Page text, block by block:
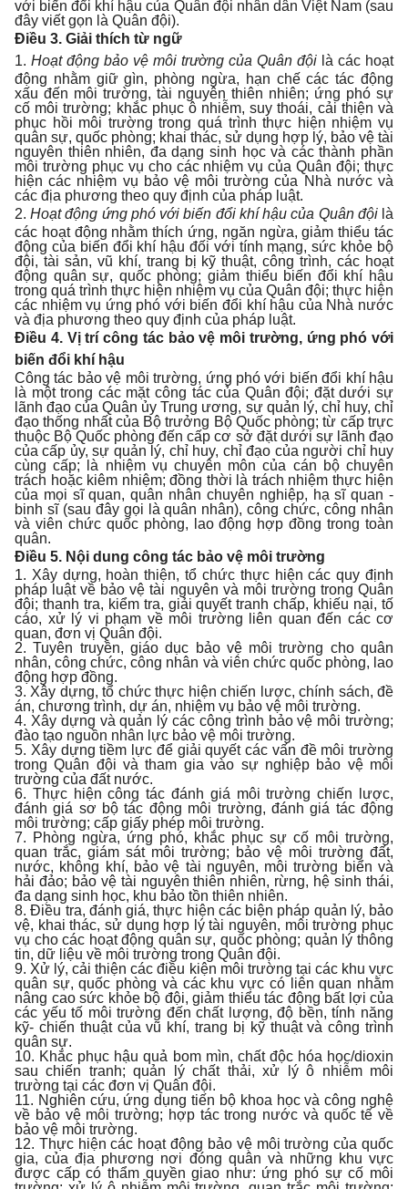
với biến đổi khí hậu của Quân đội nhân dân Việt Nam (sau
đây viết gọn là Quân đội).
Điều 3. Giải thích từ ngữ
1. Hoạt động bảo vệ môi trường của Quân đội là các hoạt
động nhằm giữ gìn, phòng ngừa, hạn chế các tác động
xấu đến môi trường, tài nguyên thiên nhiên; ứng phó sự
cố môi trường; khắc phục ô nhiễm, suy thoái, cải thiện và
phục hồi môi trường trong quá trình thực hiện nhiệm vụ
quân sự, quốc phòng; khai thác, sử dụng hợp lý, bảo vệ tài
nguyên thiên nhiên, đa dạng sinh học và các thành phần
môi trường phục vụ cho các nhiệm vụ của Quân đội; thực
hiện các nhiệm vụ bảo vệ môi trường của Nhà nước và
các địa phương theo quy định của pháp luật.
2.Hoạt động ứng phó với biến đổi khí hậu của Quân đội là
các hoạt động nhằm thích ứng, ngăn ngừa, giảm thiểu tác
động của biến đổi khí hậu đối với tính mạng, sức khỏe bộ
đội, tài sản, vũ khí, trang bị kỹ thuật, công trình, các hoạt
động quân sự, quốc phòng; giảm thiểu biến đổi khí hậu
trong quá trình thực hiện nhiệm vụ của Quân đội; thực hiện
các nhiệm vụ ứng phó với biến đổi khí hậu của Nhà nước
và địa phương theo quy định của pháp luật.
Điều 4. Vị trí công tác bảo vệ môi trường, ứng phó với
biến đổi khí hậu
Công tác bảo vệ môi trường, ứng phó với biến đổi khí hậu
là một trong các mặt công tác của Quân đội; đặt dưới sự
lãnh đạo của Quân ủy Trung ương, sự quản lý, chỉ huy, chỉ
đạo thống nhất của Bộ trưởng Bộ Quốc phòng; từ cấp trực
thuộc Bộ Quốc phòng đến cấp cơ sở đặt dưới sự lãnh đạo
của cấp ủy, sự quản lý, chỉ huy, chỉ đạo của người chỉ huy
cùng cấp; là nhiệm vụ chuyên môn của cán bộ chuyên
trách hoặc kiêm nhiệm; đồng thời là trách nhiệm thực hiện
của mọi sĩ quan, quân nhân chuyên nghiệp, hạ sĩ quan -
binh sĩ (sau đây gọi là quân nhân), công chức, công nhân
và viên chức quốc phòng, lao động hợp đồng trong toàn
quân.
Điều 5. Nội dung công tác bảo vệ môi trường
1. Xây dựng, hoàn thiện, tổ chức thực hiện các quy định
pháp luật về bảo vệ tài nguyên và môi trường trong Quân
đội; thanh tra, kiểm tra, giải quyết tranh chấp, khiếu nại, tố
cáo, xử lý vi phạm về môi trường liên quan đến các cơ
quan, đơn vị Quân đội.
2. Tuyên truyền, giáo dục bảo vệ môi trường cho quân
nhân, công chức, công nhân và viên chức quốc phòng, lao
động hợp đồng.
3. Xây dựng, tổ chức thực hiện chiến lược, chính sách, đề
án, chương trình, dự án, nhiệm vụ bảo vệ môi trường.
4. Xây dựng và quản lý các công trình bảo vệ môi trường;
đào tạo nguồn nhân lực bảo vệ môi trường.
5. Xây dựng tiềm lực để giải quyết các vấn đề môi trường
trong Quân đội và tham gia vào sự nghiệp bảo vệ môi
trường của đất nước.
6. Thực hiện công tác đánh giá môi trường chiến lược,
đánh giá sơ bộ tác động môi trường, đánh giá tác động
môi trường; cấp giấy phép môi trường.
7. Phòng ngừa, ứng phó, khắc phục sự cố môi trường,
quan trắc, giám sát môi trường; bảo vệ môi trường đất,
nước, không khí, bảo vệ tài nguyên, môi trường biển và
hải đảo; bảo vệ tài nguyên thiên nhiên, rừng, hệ sinh thái,
đa dạng sinh học, khu bảo tồn thiên nhiên.
8. Điều tra, đánh giá, thực hiện các biện pháp quản lý, bảo
vệ, khai thác, sử dụng hợp lý tài nguyên, môi trường phục
vụ cho các hoạt động quân sự, quốc phòng; quản lý thông
tin, dữ liệu về môi trường trong Quân đội.
9. Xử lý, cải thiện các điều kiện môi trường tại các khu vực
quân sự, quốc phòng và các khu vực có liên quan nhằm
nâng cao sức khỏe bộ đội, giảm thiểu tác động bất lợi của
các yếu tố môi trường đến chất lượng, độ bền, tính năng
kỹ- chiến thuật của vũ khí, trang bị kỹ thuật và công trình
quân sự.
10. Khắc phục hậu quả bom mìn, chất độc hóa học/dioxin
sau chiến tranh; quản lý chất thải, xử lý ô nhiễm môi
trường tại các đơn vị Quân đội.
11. Nghiên cứu, ứng dụng tiến bộ khoa học và công nghệ
về bảo vệ môi trường; hợp tác trong nước và quốc tế về
bảo vệ môi trường.
12. Thực hiện các hoạt động bảo vệ môi trường của quốc
gia, của địa phương nơi đóng quân và những khu vực
được cấp có thẩm quyền giao như: ứng phó sự cố môi